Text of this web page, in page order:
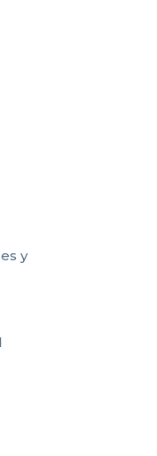
y